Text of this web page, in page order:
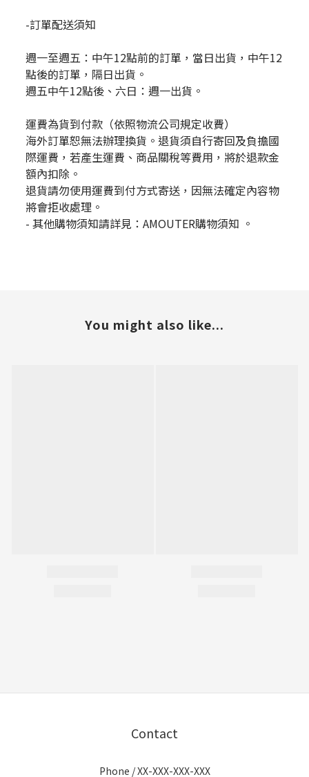
-訂單配送須知
週一至週五：中午12點前的訂單，當日出貨，中午12
點後的訂單，隔日出貨。
週五中午12點後、六日：週一出貨。
運費為貨到付款（依照物流公司規定收費）
海外訂單恕無法辦理換貨。退貨須自行寄回及負擔國
際運費，若產生運費、商品關稅等費用，將於退款金
額內扣除。
退貨請勿使用運費到付方式寄送，因無法確定內容物
將會拒收處理。
- 其他購物須知請詳見： AMOUTER購物須知 。
You might also like...
Contact
Phone / XX-XXX-XXX-XXX